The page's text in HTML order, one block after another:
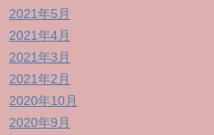
2021年5月
2021年4月
2021年3月
2021年2月
2020年10月
2020年9月